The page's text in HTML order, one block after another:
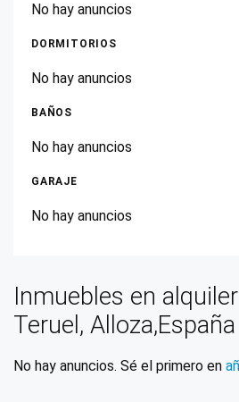
No hay anuncios
DORMITORIOS
No hay anuncios
BAÑOS
No hay anuncios
GARAJE
No hay anuncios
Inmuebles en
Teruel, Alloza,España
No hay anuncios. Sé el primero en